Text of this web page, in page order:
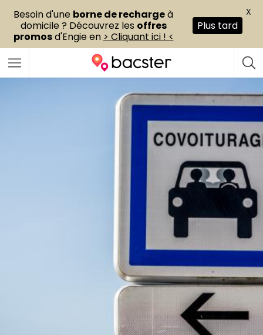
Besoin d'une borne de rechargeà
domicile ? Découvrez les offres
promosd'Engie en > Cliquant ici ! <
Plus tard
X